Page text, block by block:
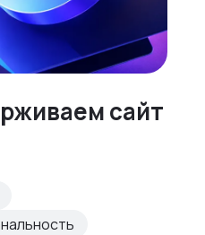
сайт